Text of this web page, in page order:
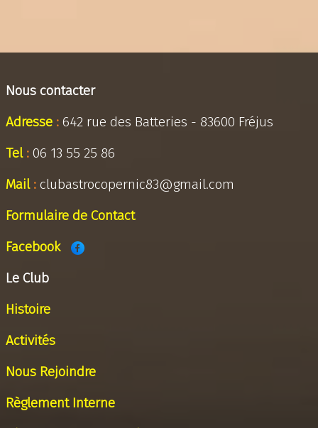
Nous contacter
Adresse : 642 rue des Batteries - 83600 Fréjus
Tel: 06 13 55 25 86
Mail: clubastrocopernic83@gmail.com
Formulaire de Contact
Facebook
Le Club
Histoire
Activités
Nous Rejoindre
Règlement Interne